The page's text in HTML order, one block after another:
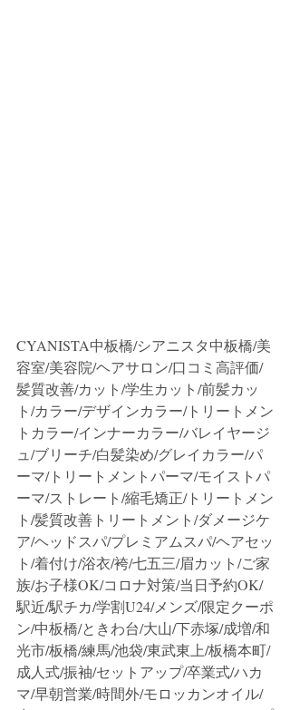
CYANISTA中板橋/シアニスタ中板橋/美
容室/美容院/ヘアサロン/口コミ高評価/
髪質改善/カット/学生カット/前髪カッ
ト/カラー/デザインカラー/トリートメン
トカラー/インナーカラー/バレイヤージ
ュ/ブリーチ/白髪染め/グレイカラー/パ
ーマ/トリートメントパーマ/モイストパ
ーマ/ストレート/縮毛矯正/トリートメン
ト/髪質改善トリートメント/ダメージケ
ア/ヘッドスパ/プレミアムスパ/ヘアセッ
ト/着付け/浴衣/袴/七五三/眉カット/ご家
族/お子様OK/コロナ対策/当日予約OK/
駅近/駅チカ/学割U24/メンズ/限定クーポ
ン/中板橋/ときわ台/大山/下赤塚/成増/和
光市/板橋/練馬/池袋/東武東上/板橋本町/
成人式/振袖/セットアップ/卒業式/ハカ
マ/早朝営業/時間外/モロッカンオイル/